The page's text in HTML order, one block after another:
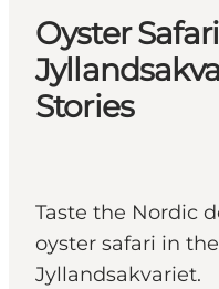
Ispirazioni
Dove andare
Cosa fare
Oyster
Stories
Taste the Nordic
oyster safari in
Jyllandsakvariet.